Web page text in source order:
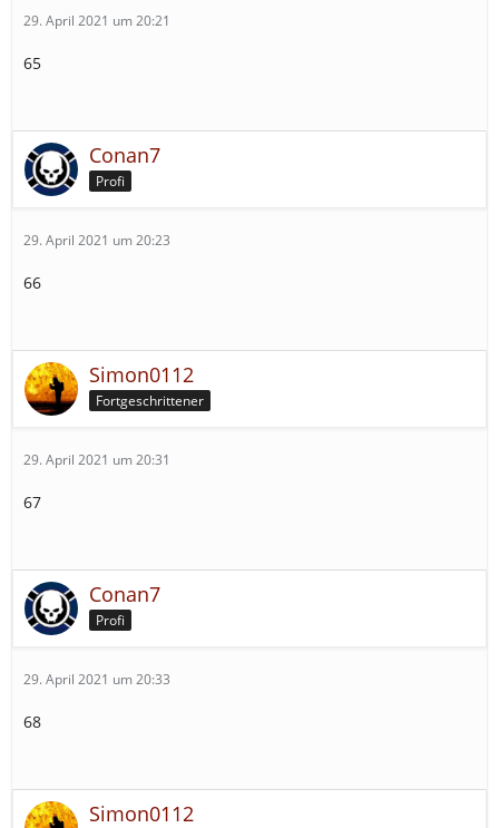
29. April 2021 um 20:21
65
Conan7
Profi
29. April 2021 um 20:23
66
Simon0112
Fortgeschrittener
29. April 2021 um 20:31
67
Conan7
Profi
29. April 2021 um 20:33
68
Simon0112